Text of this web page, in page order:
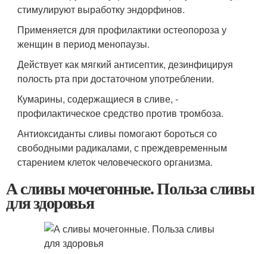
стимулируют выработку эндорфинов.
Применяется для профилактики остеопороза у
женщин в период менопаузы.
Действует как мягкий антисептик, дезинфицируя
полость рта при достаточном употреблении.
Кумарины, содержащиеся в сливе, -
профилактическое средство против тромбоза.
Антиоксиданты сливы помогают бороться со
свободными радикалами, с преждевременным
старением клеток человеческого организма.
А сливы мочегонные. Польза сливы
для здоровья